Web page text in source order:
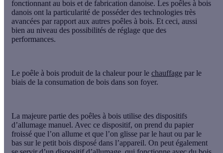
fonctionnant au bois et de fabrication danoise. Les poêles à bois
danois ont la particularité de posséder des technologies très
avancées par rapport aux autres poêles à bois. Et ceci, aussi
bien au niveau des possibilités de réglage que des
performances.
Le poêle à bois produit de la chaleur pour le chauffage par le
biais de la consumation de bois dans son foyer.
La majeure partie des poêles à bois utilise des dispositifs
d’allumage manuel. Avec ce dispositif, on prend du papier
froissé que l’on allume et que l’on glisse par le haut ou par le
bas sur le petit bois disposé dans l’appareil. On peut également